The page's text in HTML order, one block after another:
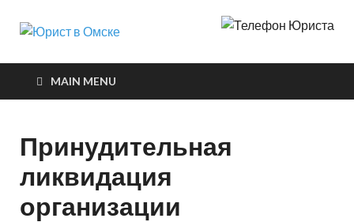
Юрист в
Омске
MAIN MENU
Принудительная
ликвидация
организации